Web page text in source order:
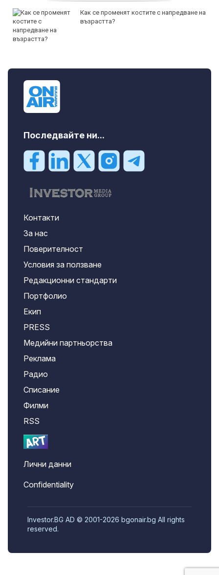
Как се променят костите с напредване на
възрастта?
Последвайте ни...
Контакти
За нас
Поверителност
Условия за ползване
Редакционни стандарти
Портфолио
Екип
PRESS
Медийни партньорства
Реклама
Радио
Списание
Филми
RSS
Лични данни
Confidentiality
Investor.BG AD © 2001-2026 bgonair.bg All rights
reserved.